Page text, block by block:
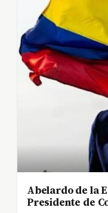
Abelardo de la
Presidente de